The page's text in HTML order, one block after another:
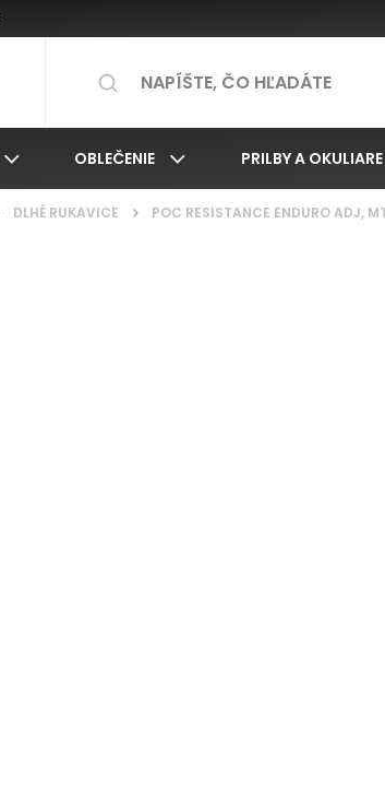
OBLEČENIE PRILBY A OKULIARE
DLHÉ RUKAVICE / POC RESISTANCE ENDURO ADJ,